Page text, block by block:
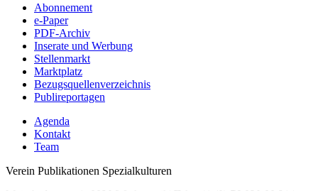
Abonnement
e-Paper
PDF-Archiv
Inserate und Werbung
Stellenmarkt
Marktplatz
Bezugsquellenverzeichnis
Publireportagen
Agenda
Kontakt
Team
Verein Publikationen Spezialkulturen